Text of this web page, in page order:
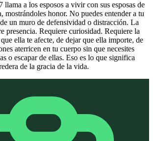
llama a los esposos a vivir con sus esposas de
mostrándoles honor. No puedes entender a tu
de un muro de defensividad o distracción. La
presencia. Requiere curiosidad. Requiere la
ella te afecte, de dejar que ella importe, de
aterricen en tu cuerpo sin que necesites
o escapar de ellas. Eso es lo que significa
de la gracia de la vida.